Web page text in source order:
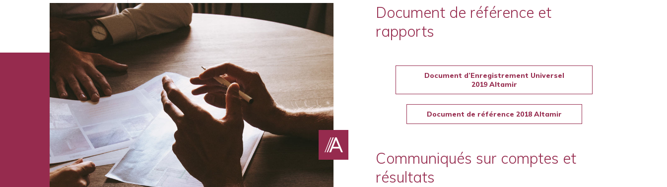
Document de référence et
rapports
Document d’Enregistrement Universel
2019 Altamir
Document de référence 2018 Altamir
Communiqués sur comptes et
résultats